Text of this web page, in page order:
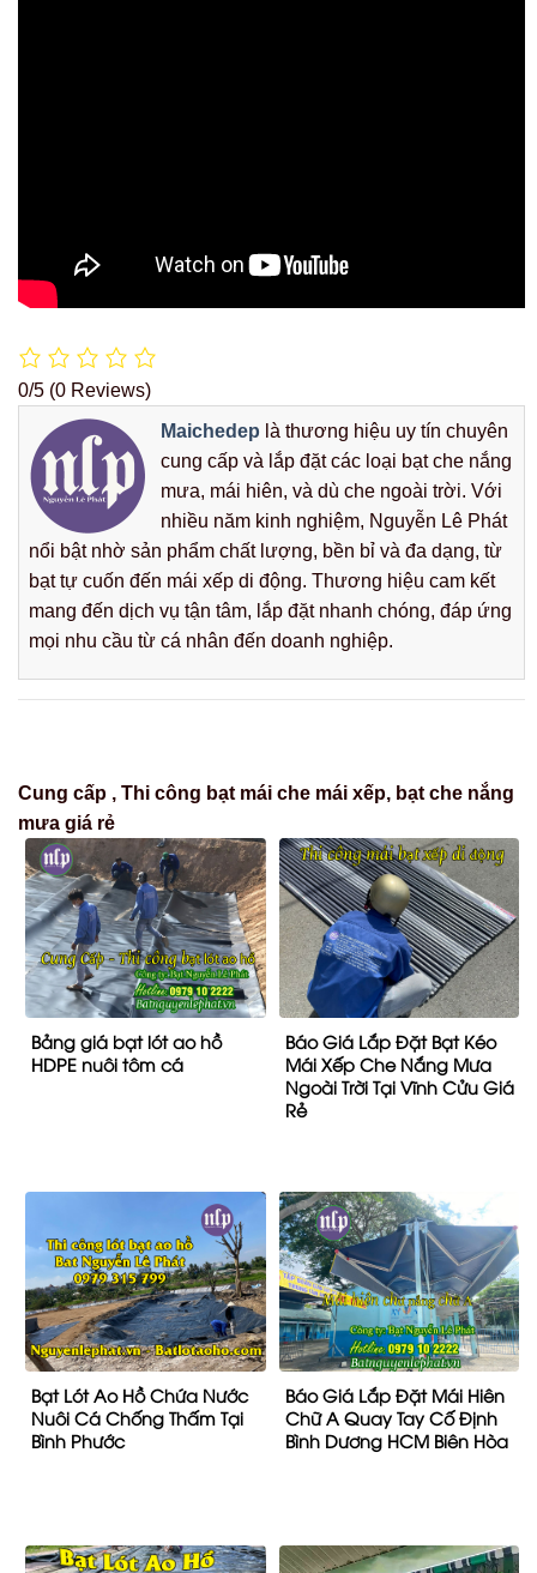
0/5 (0 Reviews)
Maichedep là thương hiệu uy tín chuyên
cung cấp và lắp đặt các loại bạt che nắng
mưa, mái hiên, và dù che ngoài trời. Với
nhiều năm kinh nghiệm, Nguyễn Lê Phát
nổi bật nhờ sản phẩm chất lượng, bền bỉ và đa dạng, từ
bạt tự cuốn đến mái xếp di động. Thương hiệu cam kết
mang đến dịch vụ tận tâm, lắp đặt nhanh chóng, đáp ứng
mọi nhu cầu từ cá nhân đến doanh nghiệp.
Cung cấp , Thi công bạt mái che mái xếp, bạt che nắng
mưa giá rẻ
Bảng giá bạt lót ao hồ
HDPE nuôi tôm cá
Báo Giá Lắp Đặt Bạt Kéo
Mái Xếp Che Nắng Mưa
Ngoài Trời Tại Vĩnh Cửu Giá
Rẻ
Bạt Lót Ao Hồ Chứa Nước
Nuôi Cá Chống Thấm Tại
Bình Phước
Báo Giá Lắp Đặt Mái Hiên
Chữ A Quay Tay Cố Định
Bình Dương HCM Biên Hòa